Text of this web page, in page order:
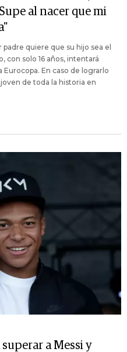
al nacer que mi
quiere que su hijo sea el
con solo 16 años, intentará
En caso de lograrlo
de toda la historia en
a Messi y